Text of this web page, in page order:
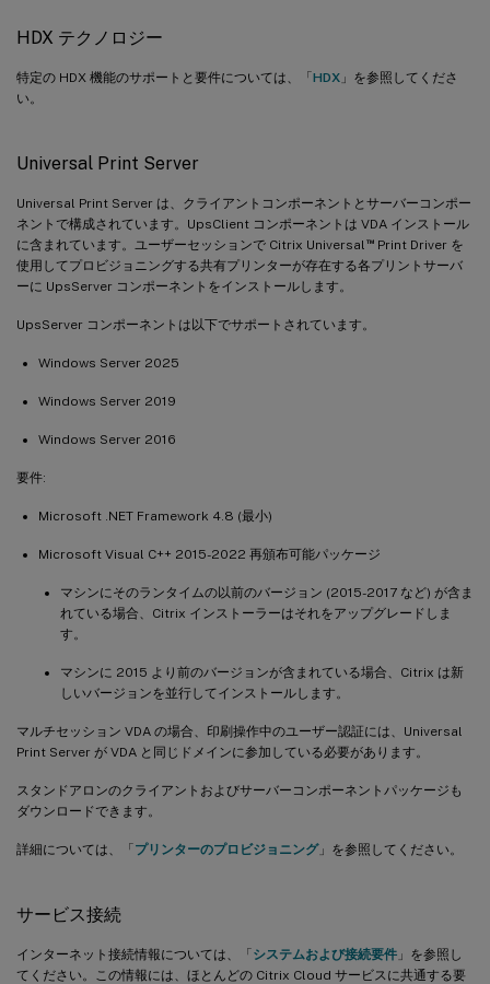
HDX テクノロジー
特定の HDX 機能のサポートと要件については、「HDX 」を参照してくださ
い。
Universal Print Server
Universal Print Server は、クライアントコンポーネントとサーバーコンポー
ネントで構成されています。UpsClient コンポーネントは VDA インストール
に含まれています。ユーザーセッションで Citrix Universal ™Print Driver を
使用してプロビジョニングする共有プリンターが存在する各プリントサーバ
ーに UpsServer コンポーネントをインストールします。
UpsServer コンポーネントは以下でサポートされています。
Windows Server 2025
Windows Server 2019
Windows Server 2016
要件:
Microsoft .NET Framework 4.8 (最小)
Microsoft Visual C++ 2015-2022 再頒布可能パッケージ
マシンにそのランタイムの以前のバージョン (2015-2017 など) が含ま
れている場合、Citrix インストーラーはそれをアップグレードしま
す。
マシンに 2015 より前のバージョンが含まれている場合、Citrix は新
しいバージョンを並行してインストールします。
マルチセッション VDA の場合、印刷操作中のユーザー認証には、Universal
Print Server が VDA と同じドメインに参加している必要があります。
スタンドアロンのクライアントおよびサーバーコンポーネントパッケージも
ダウンロードできます。
詳細については、「プリンターのプロビジョニング」を参照してください。
サービス接続
インターネット接続情報については、「システムおよび接続要件 」を参照し
てください。この情報には、ほとんどの Citrix Cloud サービスに共通する要